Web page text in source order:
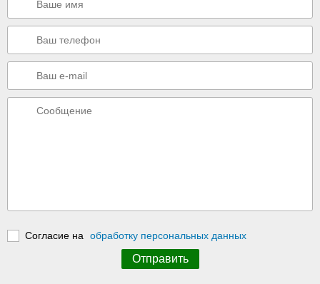
Согласие на обработку персональных данных